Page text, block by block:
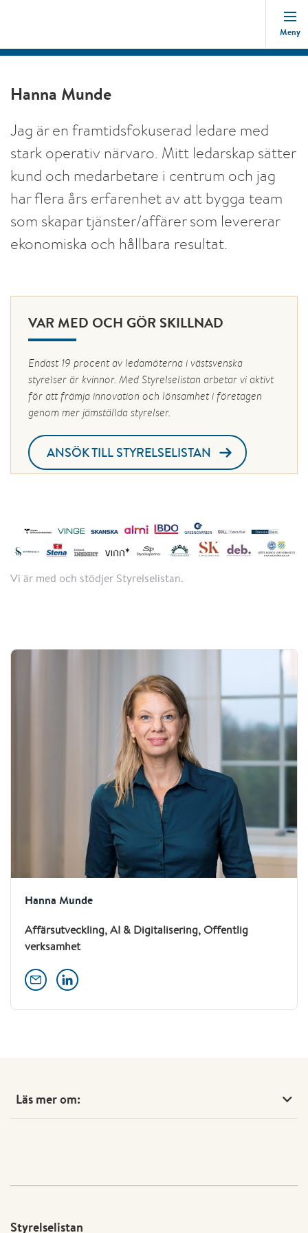
Meny
Hanna Munde
Affärsutveckling, AI & Digitalisering, Offentlig
verksamhet
Hanna Munde
Jag är en framtidsfokuserad ledare med
stark operativ närvaro. Mitt ledarskap sätter
kund och medarbetare i centrum och jag
har flera års erfarenhet av att bygga team
som skapar tjänster/affärer som levererar
ekonomiska och hållbara resultat.
VAR MED OCH GÖR SKILLNAD
Endast 19 procent av ledamöterna i västsvenska
styrelser är kvinnor. Med Styrelselistan arbetar vi aktivt
för att främja innovation och lönsamhet i företagen
genom mer jämställda styrelser.
ANSÖK TILL STYRELSELISTAN
Vi är med och stödjer Styrelselistan.
Läs mer om:
Styrelselistan